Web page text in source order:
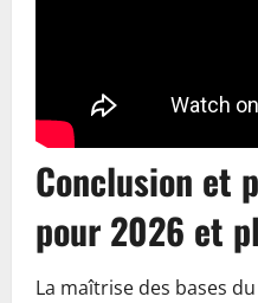
Conclusion et
pour 2026 et
La maîtrise des bases du